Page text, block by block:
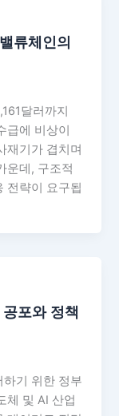
류체인의
달러까지
급에 비상이
재기가 겹치며
운데, 구조적
전략이 요구됩
포와 정책
기 위한 정부
체 및 AI 산업